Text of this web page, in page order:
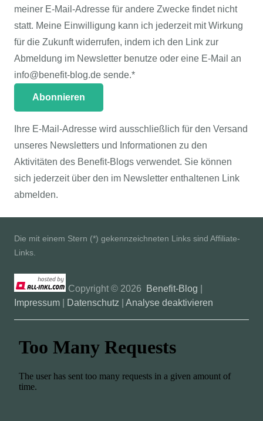
meiner E-Mail-Adresse für andere Zwecke findet nicht
statt. Meine Einwilligung kann ich jederzeit mit Wirkung
für die Zukunft widerrufen, indem ich den Link zur
Abmeldung im Newsletter benutze oder eine E-Mail an
info@benefit-blog.de sende.*
Ihre E-Mail-Adresse wird ausschließlich für den Versand
unseres Newsletters und Informationen zu den
Aktivitäten des Benefit-Blogs verwendet. Sie können
sich jederzeit über den im Newsletter enthaltenen Link
abmelden.
Die mit einem Stern (*) gekennzeichneten Links sind Affiliate-
Links.
Copyright © 2026 Benefit-Blog
Impressum
Datenschutz Analyse deaktivieren